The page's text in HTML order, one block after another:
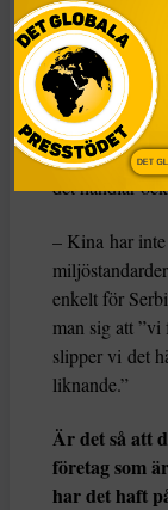
väldigt lokala
finns gamla
någonting,
som finns
kommer till
är en politisk
det handlar
– Kina har
enkelt för
man sig att
slipper vi det
liknande.”
Är det så att
företag som
har det haft
DET